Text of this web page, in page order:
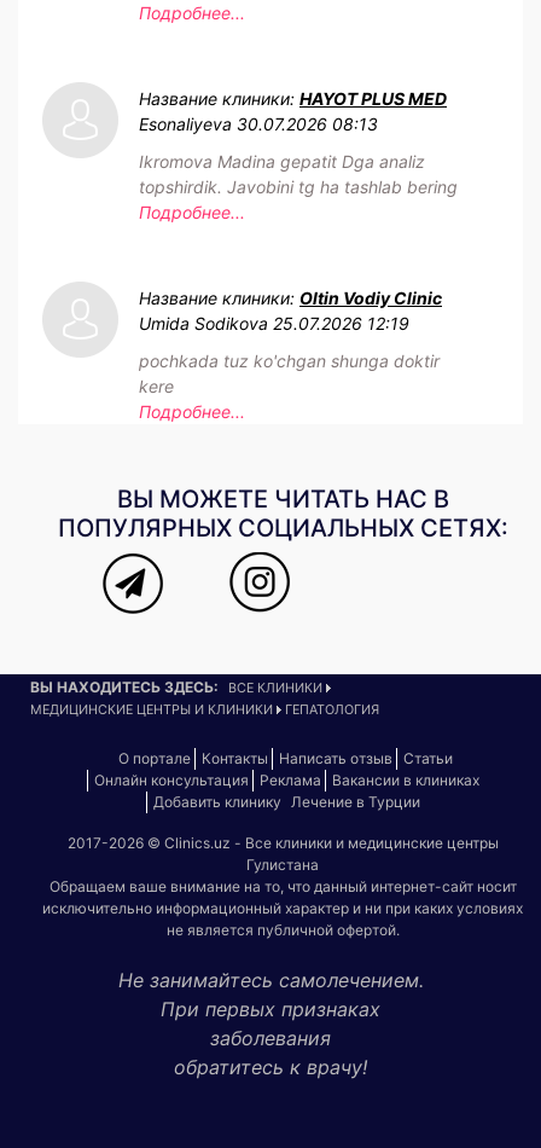
Подробнее...
Название клиники: HAYOT PLUS MED
Esonaliyeva 30.07.2026 08:13
Ikromova Madina gepatit Dga analiz
topshirdik. Javobini tg ha tashlab bering
Подробнее...
Название клиники: Oltin Vodiy Clinic
Umida Sodikova 25.07.2026 12:19
pochkada tuz ko'chgan shunga doktir
kere
Подробнее...
ВЫ МОЖЕТЕ ЧИТАТЬ НАС В
ПОПУЛЯРНЫХ СОЦИАЛЬНЫХ СЕТЯХ:
ВЫ НАХОДИТЕСЬ ЗДЕСЬ:
ВСЕ КЛИНИКИ
МЕДИЦИНСКИЕ ЦЕНТРЫ И КЛИНИКИ
ГЕПАТОЛОГИЯ
О портале Контакты Написать отзыв
Статьи
Онлайн консультация
Реклама
Вакансии в клиниках
Добавить клинику
Лечение в Турции
2017-2026 © Clinics.uz - Все клиники и медицинские центры
Гулистана
Обращаем ваше внимание на то, что данный интернет-сайт носит
исключительно информационный характер и ни при каких условиях
не является публичной офертой.
Не занимайтесь самолечением.
При первых признаках
заболевания
обратитесь к врачу!